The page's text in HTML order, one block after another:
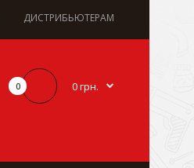
ДИСТРИБЬЮТЕРАМ
0 0 грн.